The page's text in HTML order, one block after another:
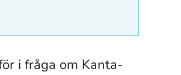
i fråga om Kanta-